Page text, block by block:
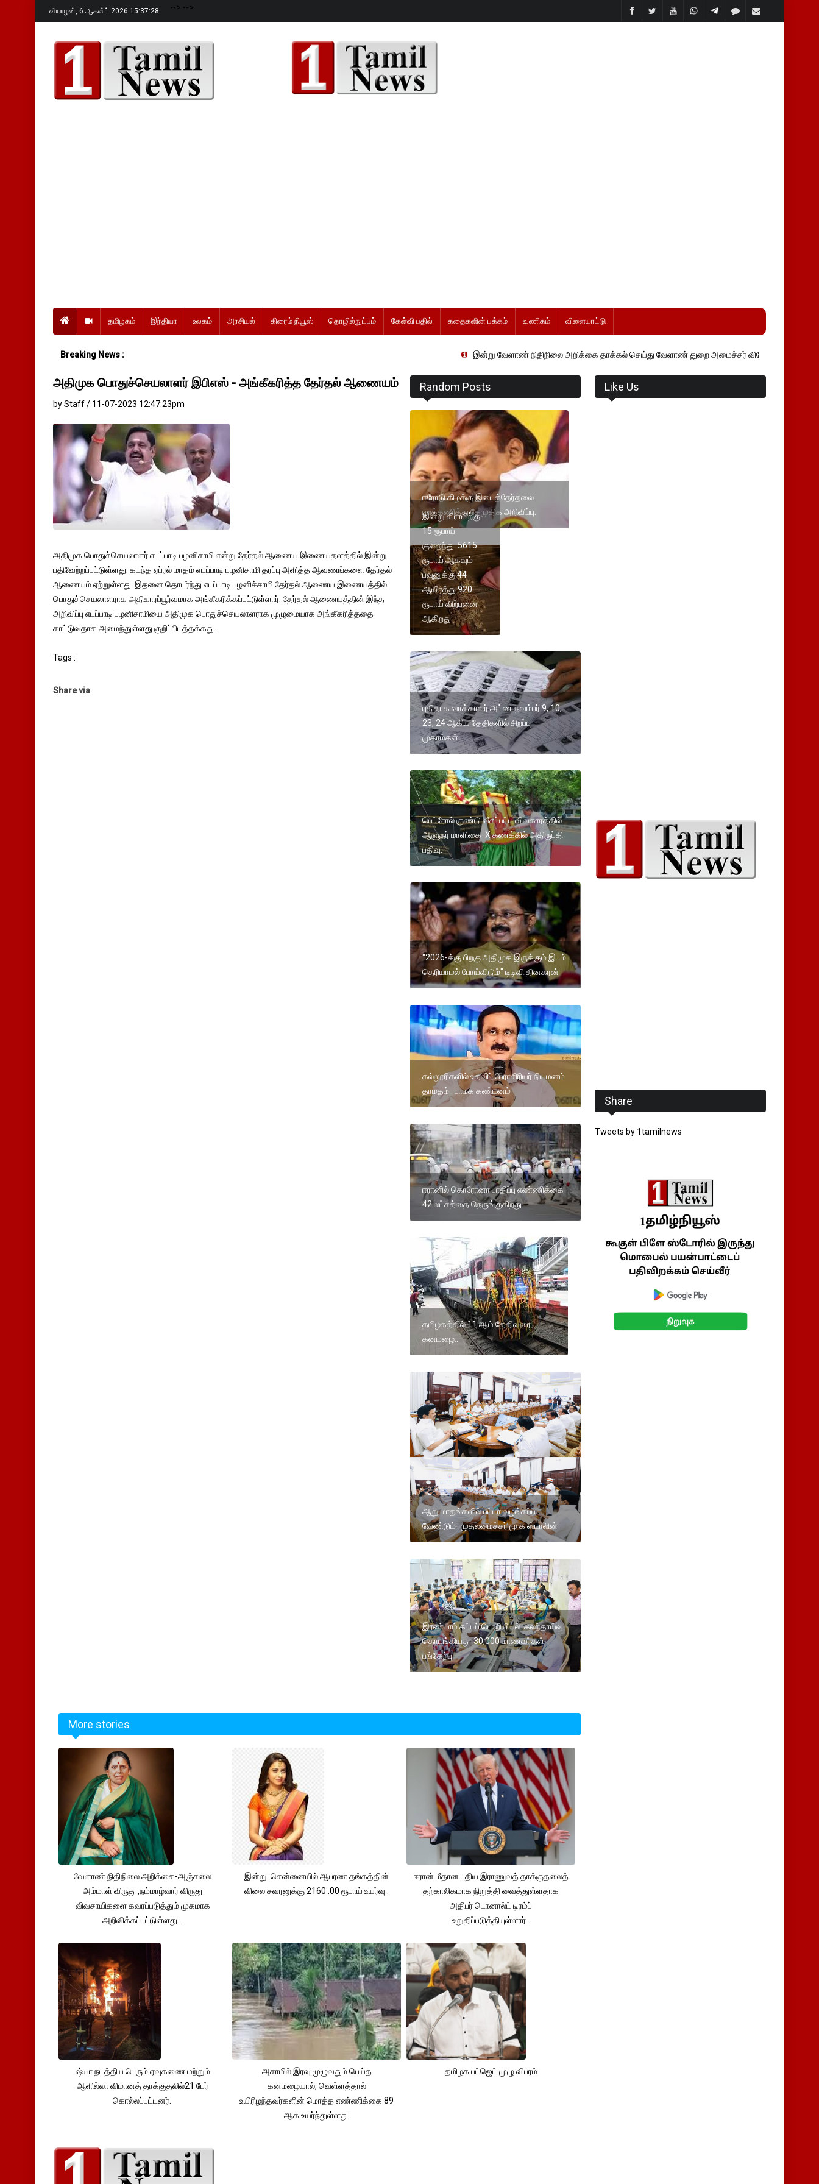
வியாழன், 6 ஆகஸ்ட் 2026 15:37:29 --> -->
தமிழகம் இந்தியா உலகம் அரசியல் கிரைம் நியூஸ் தொழில்நுட்பம் கேள்வி பதில் கதைகளின் பக்கம் வணிகம் விளையாட்டு
Breaking News : இன்று வேளாண் நிதிநிலை அறிக்கை தாக்கல் செய்து வேளாண் துறை அமைச்சர் வினோத் வாசித்து வருகிறார். �.
அதிமுக பொதுச்செயலாளர் இபிஎஸ் - அங்கீகரித்த தேர்தல் ஆணையம்
by Staff / 11-07-2023 12:47:23pm
அதிமுக பொதுச்செயலாளர் எடப்பாடி பழனிசாமி என்று தேர்தல் ஆணைய இணையதளத்தில் இன்று
பதிவேற்றப்பட்டுள்ளது. கடந்த ஏப்ரல் மாதம் எடப்பாடி பழனிசாமி தரப்பு அளித்த ஆவணங்களை தேர்தல்
ஆணையம் ஏற்றுள்ளது. இதனை தொடர்ந்து எடப்பாடி பழனிச்சாமி தேர்தல் ஆணைய இணையத்தில்
பொதுச்செயலாளராக அதிகாரப்பூர்வமாக அங்கீகரிக்கப்பட்டுள்ளார். தேர்தல் ஆணையத்தின் இந்த
அறிவிப்பு எடப்பாடி பழனிசாமியை அதிமுக பொதுச்செயலாளராக முழுமையாக அங்கீகரித்ததை
காட்டுவதாக அமைந்துள்ளது குறிப்பிடத்தக்கது.
Tags :
Share via
Random Posts
ஈரோடு கிழக்கு இடைத்தேர்தலை
புறக்கணித்து தேமுதிக அறிவிப்பு.
இன்று கிராமிற்கு
15 ரூபாய்
குறைந்து 5615
ரூபாய் ஆகவும்
பவுனுக்கு 44
ஆயிரத்து 920
ரூபாய் விற்பனை
ஆகிறது
புதிதாக வாக்காளர் அட்டைநவம்பர் 9, 10,
23, 24 ஆகிய தேதிகளில் சிறப்பு
முகாம்கள்.
பெட்ரோல் குண்டு வீசப்பட்ட விவகாரத்தில்
ஆளுநர் மாளிகை X கணக்கில் அதிருப்தி
பதிவு.
"2026-க்கு பிறகு அதிமுக இருக்கும் இடம்
தெரியாமல் போய்விடும்" டிடிவி.தினகரன்
கல்லூரிகளில் உதவிப் பேராசிரியர் நியமனம்
தாமதம்.. பாமக கண்டனம்
ஈரானில் கொரோனா பாதிப்பு எண்ணிக்கை
42 லட்சத்தை நெருங்குகிறது
தமிழகத்தில் 11 ஆம் தேதிவரை
கனமழை..
ஆறு மாதங்களில் பட்டா வழங்கப்பட
வேண்டும்- முதலமைச்சர் மு க ஸ்டாலின்
இரண்டாம் கட்டப் பொறியியல் கலந்தாய்வு
தொடங்கியது 30,000 மாணவர்கள்
பங்கேற்பு
More stories
வேளாண் நிதிநிலை அறிக்கை-அஞ்சலை
அம்மாள் விருது ,நம்மாழ்வார் விருது
விவசாயிகளை கவரப்படுத்தும் முகமாக
அறிவிக்கப்பட்டுள்ளது...
இன்று சென்னையில் ஆபரண தங்கத்தின்
விலை சவரனுக்கு 2160 .00 ரூபாய் உயர்வு .
ஈரான் மீதான புதிய இராணுவத் தாக்குதலைத்
தற்காலிகமாக நிறுத்தி வைத்துள்ளதாக
அதிபர் டொனால்ட் டிரம்ப்
உறுதிப்படுத்தியுள்ளார் .
ஷ்யா நடத்திய பெரும் ஏவுகணை மற்றும்
ஆளில்லா விமானத் தாக்குதலில்21 பேர்
கொல்லப்பட்டனர்.
அசாமில் இரவு முழுவதும் பெய்த
கனமழையால், வெள்ளத்தால்
உயிரிழந்தவர்களின் மொத்த எண்ணிக்கை 89
ஆக உயர்ந்துள்ளது.
தமிழக பட்ஜெட் முழு விபரம்
Like Us
Share
Tweets by 1tamilnews